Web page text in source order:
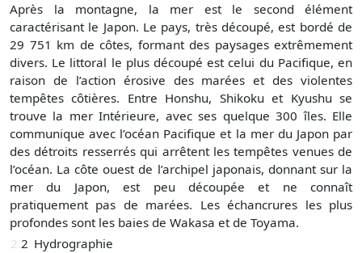
Après la montagne, la mer est le second élément
caractérisant le Japon. Le pays, très découpé, est bordé de
29 751 km de côtes, formant des paysages extrêmement
divers. Le littoral le plus découpé est celui du Pacifique, en
raison de l’action érosive des marées et des violentes
tempêtes côtières. Entre Honshu, Shikoku et Kyushu se
trouve la mer Intérieure, avec ses quelque 300 îles. Elle
communique avec l’océan Pacifique et la mer du Japon par
des détroits resserrés qui arrêtent les tempêtes venues de
l’océan. La côte ouest de l’archipel japonais, donnant sur la
mer du Japon, est peu découpée et ne connaît
pratiquement pas de marées. Les échancrures les plus
profondes sont les baies de Wakasa et de Toyama.
2.2 Hydrographie